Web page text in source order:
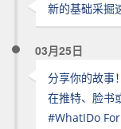
新的基础采掘
03月25日
分享你的故事
在推特、脸书
#WhatIDo